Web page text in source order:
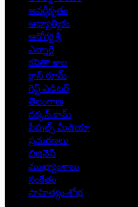
అవర్గీకృతం
ఆధ్యాత్మికం
ఆరోగ్య శ్రీ
ఎన్నారై
కవితా శాల
క్లాస్ రూమ్
గెస్ట్ ఎడిటర్
తెలంగాణ
దక్కన్.కామ్
పీపుల్స్ ‌మీడియా
ప్రచురణలు
బిజినెస్
ముఖ్యాంశాలు
సంకేతం
సాహిత్యం-శోభ